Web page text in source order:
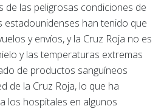
de las peligrosas condiciones de
estadounidenses han tenido que
y envíos, y la Cruz Roja no es
y las temperaturas extremas
de productos sanguíneos
de la Cruz Roja, lo que ha
los hospitales en algunos